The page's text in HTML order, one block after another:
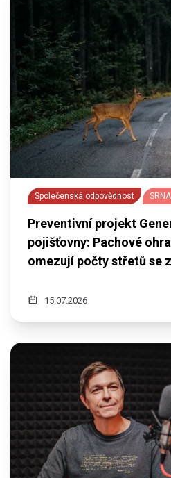
Společenská odpovědnost
Preventivní projekt
pojišťovny: Pachové
omezují počty střetů se
15.07.2026